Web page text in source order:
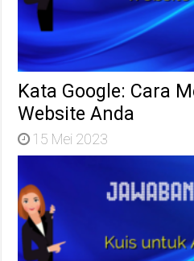
Kata Google: Cara
Website Anda
15 Mei 2023